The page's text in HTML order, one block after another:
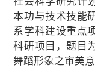
本功与技术技能
系学科建设重点
科研项目，题目
舞蹈形象之审美